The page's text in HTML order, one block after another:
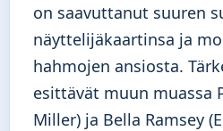
on saavuttanut suuren
näyttelijäkaartinsa ja
hahmojen ansiosta.
esittävät muun muassa
Miller) ja Bella Ramsey